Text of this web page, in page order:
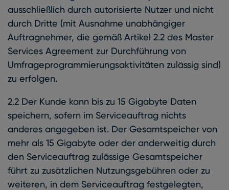
ausschließlich durch autorisierte Nutzer und nicht
durch Dritte (mit Ausnahme unabhängiger
Auftragnehmer, die gemäß Artikel 2.2 des Master
Services Agreement zur Durchführung von
Umfrageprogrammierungsaktivitäten zulässig sind)
zu erfolgen.
2.2 Der Kunde kann bis zu 15 Gigabyte Daten
speichern, sofern im Serviceauftrag nichts
anderes angegeben ist. Der Gesamtspeicher von
mehr als 15 Gigabyte oder der anderweitig durch
den Serviceauftrag zulässige Gesamtspeicher
führt zu zusätzlichen Nutzungsgebühren oder zu
weiteren, in dem Serviceauftrag festgelegten,